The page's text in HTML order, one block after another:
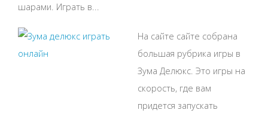
шарами. Играть в...
На сайте сайте собрана
большая рубрика игры в
Зума Делюкс. Это игры на
скорость, где вам
придется запускать